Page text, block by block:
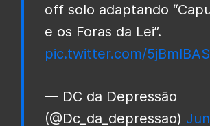
off solo adaptando
e os Foras da Lei”.
pic.twitter.com/
— DC da Depressão
(@Dc_da_depressao)